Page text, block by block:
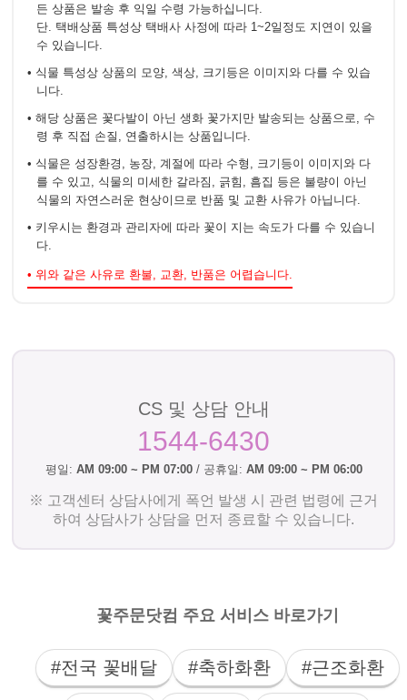
든 상품은 발송 후 익일 수령 가능하십니다.
단. 택배상품 특성상 택배사 사정에 따라 1~2일정도 지연이 있을
수 있습니다.
• 식물 특성상 상품의 모양, 색상, 크기등은 이미지와 다를 수 있습
니다.
• 해당 상품은 꽃다발이 아닌 생화 꽃가지만 발송되는 상품으로, 수
령 후 직접 손질, 연출하시는 상품입니다.
• 식물은 성장환경, 농장, 계절에 따라 수형, 크기등이 이미지와 다
를 수 있고, 식물의 미세한 갈라짐, 긁힘, 흠집 등은 불량이 아닌
식물의 자연스러운 현상이므로 반품 및 교환 사유가 아닙니다.
• 키우시는 환경과 관리자에 따라 꽃이 지는 속도가 다를 수 있습니
다.
• 위와 같은 사유로 환불, 교환, 반품은 어렵습니다.
CS 및 상담 안내
1544-6430
평일: AM 09:00 ~ PM 07:00 / 공휴일: AM 09:00 ~ PM 06:00
※ 고객센터 상담사에게 폭언 발생 시 관련 법령에 근거
하여 상담사가 상담을 먼저 종료할 수 있습니다.
꽃주문닷컴 주요 서비스 바로가기
#전국 꽃배달 #축하화환 #근조화환